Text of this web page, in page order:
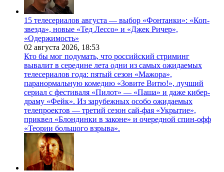
15 телесериалов августа — выбор «Фонтанки»: «Коп-
звезда», новые «Тед Лессо» и «Джек Ричер»,
«Одержимость»
02 августа 2026, 18:53
Кто бы мог подумать, что российский стриминг
вывалит в середине лета одни из самых ожидаемых
телесериалов года: пятый сезон «Мажора»,
паранормальную комедию «Зовите Витю!», лучший
сериал с фестиваля «Пилот» — «Паша» и даже кибер-
драму «Фейк». Из зарубежных особо ожидаемых
телепроектов — третий сезон сай-фая «Укрытие»,
приквел «Блондинки в законе» и очередной спин-офф
«Теории большого взрыва».